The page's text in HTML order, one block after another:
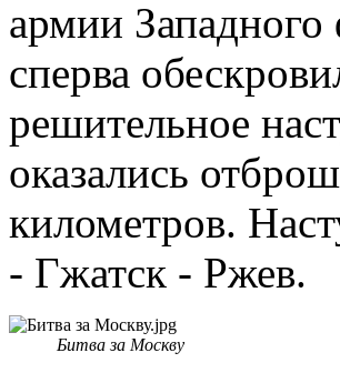
армии
сперва
решительное
оказались
километров.
- Гжатск - Ржев.
Битва за Москву